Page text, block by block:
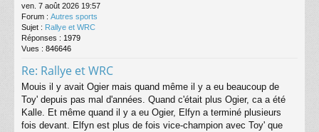
ven. 7 août 2026 19:57
Forum : Autres sports
Sujet : Rallye et WRC
Réponses : 1979
Vues : 846646
Re: Rallye et WRC
Mouis il y avait Ogier mais quand même il y a eu beaucoup de
Toy' depuis pas mal d'années. Quand c'était plus Ogier, ca a été
Kalle. Et même quand il y a eu Ogier, Elfyn a terminé plusieurs
fois devant. Elfyn est plus de fois vice-champion avec Toy' que